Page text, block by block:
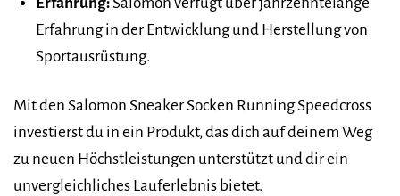
Erfahrung in der Entwicklung und Herstellung von
Sportausrüstung.
Mit den Salomon Sneaker Socken Running Speedcross
investierst du in ein Produkt, das dich auf deinem Weg
zu neuen Höchstleistungen unterstützt und dir ein
unvergleichliches Lauferlebnis bietet.